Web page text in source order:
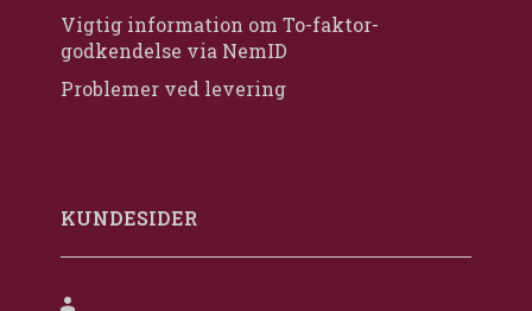
Vigtig information om To-faktor-
godkendelse via NemID
Problemer ved levering
KUNDESIDER